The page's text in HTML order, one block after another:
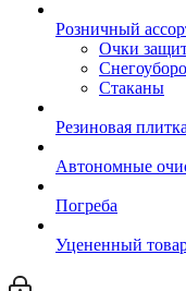
Розничный
Очки
Стаканы
Резиновая плитка
Автономные
Погреба
Уцененный